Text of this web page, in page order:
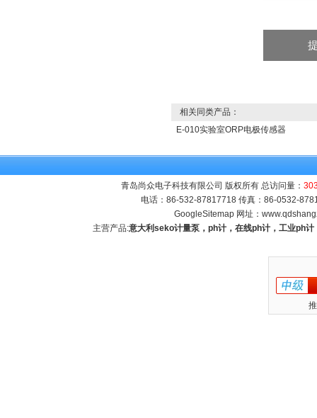
相关同类产品：
E-010实验室ORP电极传感器
青岛尚众电子科技有限公司 版权所有 总访问量：
电话：86-532-87817718 传真：86-0532-
GoogleSitemap 网址：
主营产品:意大利seko计量泵，ph计，在线ph计，工业ph